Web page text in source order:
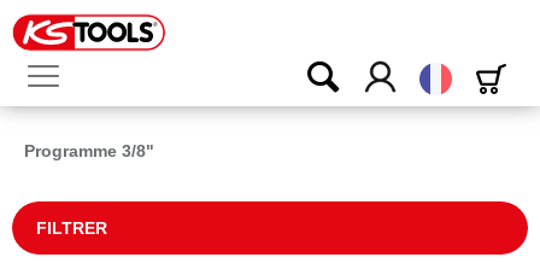
Français
Programme 3/8"
FILTRER